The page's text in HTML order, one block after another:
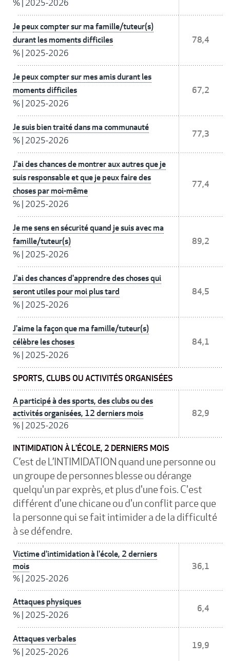
% 2025-2026
Je peux compter sur ma famille/tuteur(s)
durant les moments difficiles
% 2025-2026
78,4
Je peux compter sur mes amis durant les
moments difficiles
% 2025-2026
67,2
Je suis bien traité dans ma communauté
% 2025-2026
77,3
J'ai des chances de montrer aux autres que je
suis responsable et que je peux faire des
choses par moi-même
% 2025-2026
77,4
Je me sens en sécurité quand je suis avec ma
famille/tuteur(s)
% 2025-2026
89,2
J'ai des chances d'apprendre des choses qui
seront utiles pour moi plus tard
% 2025-2026
84,5
J'aime la façon que ma famille/tuteur(s)
célèbre les choses
% 2025-2026
84,1
SPORTS, CLUBS OU ACTIVITÉS ORGANISÉES
A participé à des sports, des clubs ou des
activités organisées, 12 derniers mois
% 2025-2026
82,9
INTIMIDATION À L'ÉCOLE, 2 DERNIERS MOIS
C’est de L’INTIMIDATION quand une personne ou
un groupe de personnes blesse ou dérange
quelqu'un par exprès, et plus d'une fois. C'est
différent d'une chicane ou d'un conflit parce que
la personne qui se fait intimider a de la difficulté
à se défendre.
Victime d'intimidation à l'école, 2 derniers
mois
% 2025-2026
36,1
Attaques physiques
% 2025-2026
6,4
Attaques verbales
% 2025-2026
19,9